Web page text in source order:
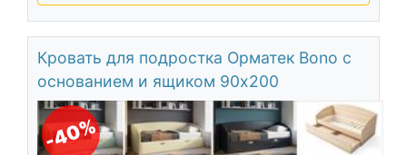
Кровать для подростка Орматек Bono с
основанием и ящиком 90х200
-40%